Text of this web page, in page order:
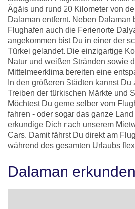
Ägäis und rund 20 Kilometer von
Dalaman entfernt. Neben Dalaman
Flughafen auch die Ferienorte
angekommen bist Du in einer der
Türkei gelandet. Die einzigartige
Natur und weißen Stränden sowie
Mittelmeerklima bereiten eine
In den größeren Städten kannst
Treiben der türkischen Märkte und
Möchtest Du gerne selber vom
fahren - oder sogar das ganze
erkundige Dich nach unserem
Cars. Damit fährst Du direkt am
während des gesamten Urlaubs
Dalaman erkunden